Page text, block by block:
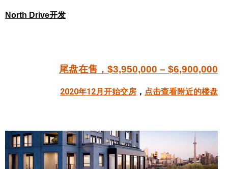
贷款指南
楼花大全
大多伦多地区楼花开发商名录
North Drive开发
尾盘在售，$3,950,000 – $6,900,000
2020年12月开始交房 ， 点击查看附近的楼盘